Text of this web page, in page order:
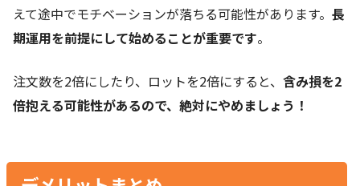
えて途中でモチベーションが落ちる可能性があります。 長
期運用を前提にして始めることが重要です。
注文数を2倍にしたり、ロットを2倍にすると、 含み損を2
倍抱える可能性があるので、絶対にやめましょう！